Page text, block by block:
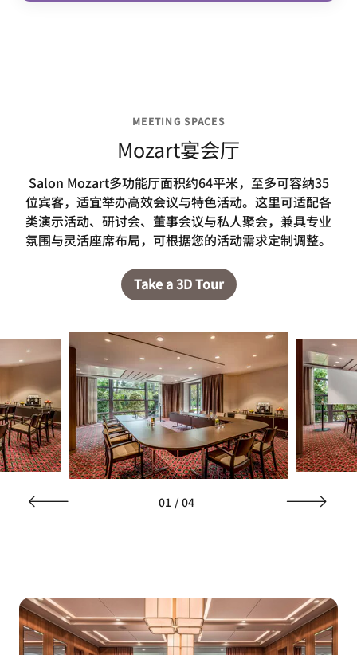
MEETING SPACES
Mozart宴会厅
Salon Mozart多功能厅面积约64平米，至多可容纳35
位宾客，适宜举办高效会议与特色活动。这里可适配各
类演示活动、研讨会、董事会议与私人聚会，兼具专业
氛围与灵活座席布局，可根据您的活动需求定制调整。
Take a 3D Tour
01 / 04